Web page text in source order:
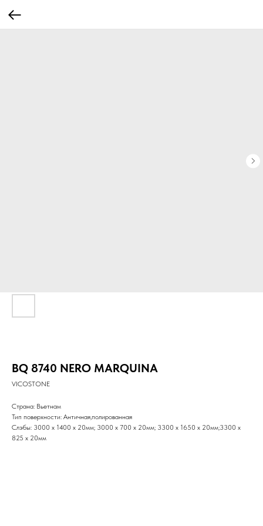
BQ 8740 NERO MARQUINA
VICOSTONE
Страна: Вьетнам
Тип поверхности: Античная,полированная
Слэбы: 3000 x 1400 x 20мм; 3000 x 700 х 20мм; 3300 x 1650 х 20мм;3300 x
825 х 20мм